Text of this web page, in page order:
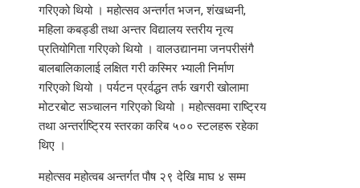
गरिएको थियो । महोत्सव अन्तर्गत भजन, शंखध्वनी,
महिला कबड्डी तथा अन्तर विद्यालय स्तरीय नृत्य
प्रतियोगिता गरिएको थियो । वालउद्यानमा जनपरीसंगै
बालबालिकालाई लक्षित गरी कस्मिर भ्याली निर्माण
गरिएको थियो । पर्यटन प्रर्वद्धन तर्फ खगरी खोलामा
मोटरबोट सञ्चालन गरिएको थियो । महोत्सवमा राष्ट्रिय
तथा अन्तर्राष्ट्रिय स्तरका करिब ५०० स्टलहरू रहेका
थिए ।
महोत्सव महोत्वब अन्तर्गत पौष २९ देखि माघ ४ सम्म